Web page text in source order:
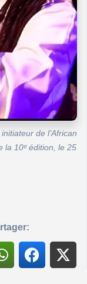
de l’African
la 10ᵉ édition, le 25